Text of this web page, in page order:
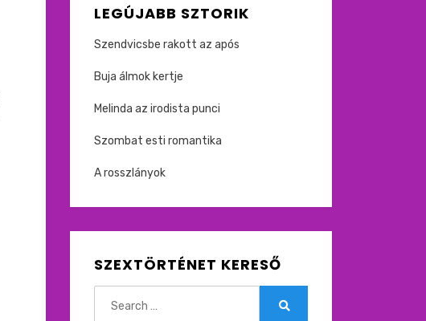
LEGÚJABB SZTORIK
Szendvicsbe rakott az após
Buja álmok kertje
Melinda az irodista punci
Szombat esti romantika
A rosszlányok
SZEXTÖRTÉNET KERESŐ